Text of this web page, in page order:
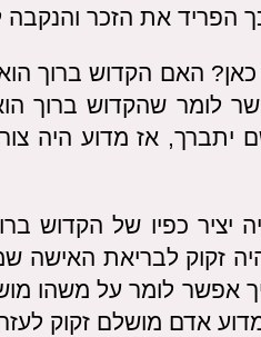
את הזכר והנקבה
האם הקדוש ברוך
לומר שהקדוש ברוך
יתברך, אז מדוע היה
יציר כפיו של הקדוש
זקוק לבריאת האישה
אפשר לומר על משהו
אדם מושלם זקוק לעזר